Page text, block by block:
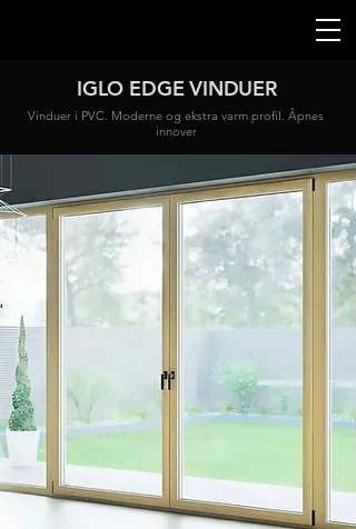
IGLO EDGE VINDUER
Vinduer i PVC. Moderne og ekstra varm profil. Åpnes
innover